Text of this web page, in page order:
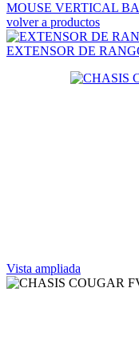
MOUSE VERTICAL
volver a productos
EXTENSOR DE
Vista ampliada